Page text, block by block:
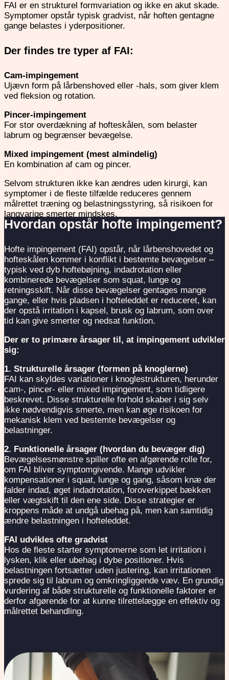
FAI er en strukturel formvariation og ikke en akut skade.
Symptomer opstår typisk gradvist, når hoften gentagne
gange belastes i yderpositioner.
Der findes tre typer af FAI:
Cam-impingement
Ujævn form på lårbenshoved eller -hals, som giver klem
ved fleksion og rotation.
Pincer-impingement
For stor overdækning af hofteskålen, som belaster
labrum og begrænser bevægelse.
Mixed impingement (mest almindelig)
En kombination af cam og pincer.
Selvom strukturen ikke kan ændres uden kirurgi, kan
symptomer i de fleste tilfælde reduceres gennem
målrettet træning og belastningsstyring, så risikoen for
langvarige smerter mindskes.
Hvordan opstår hofte impingement?
Hofte impingement (FAI) opstår, når lårbenshovedet og
hofteskålen kommer i konflikt i bestemte bevægelser –
typisk ved dyb hoftebøjning, indadrotation eller
kombinerede bevægelser som squat, lunge og
retningsskift. Når disse bevægelser gentages mange
gange, eller hvis pladsen i hofteleddet er reduceret, kan
der opstå irritation i kapsel, brusk og labrum, som over
tid kan give smerter og nedsat funktion.
Der er to primære årsager til, at impingement udvikler
sig:
1. Strukturelle årsager (formen på knoglerne)
FAI kan skyldes variationer i knoglestrukturen, herunder
cam-, pincer- eller mixed impingement, som tidligere
beskrevet. Disse strukturelle forhold skaber i sig selv
ikke nødvendigvis smerte, men kan øge risikoen for
mekanisk klem ved bestemte bevægelser og
belastninger.
2. Funktionelle årsager (hvordan du bevæger dig)
Bevægelsesmønstre spiller ofte en afgørende rolle for,
om FAI bliver symptomgivende. Mange udvikler
kompensationer i squat, lunge og gang, såsom knæ der
falder indad, øget indadrotation, foroverkippet bækken
eller vægtskift til den ene side. Disse strategier er
kroppens måde at undgå ubehag på, men kan samtidig
ændre belastningen i hofteleddet.
FAI udvikles ofte gradvist
Hos de fleste starter symptomerne som let irritation i
lysken, klik eller ubehag i dybe positioner. Hvis
belastningen fortsætter uden justering, kan irritationen
sprede sig til labrum og omkringliggende væv. En grundig
vurdering af både strukturelle og funktionelle faktorer er
derfor afgørende for at kunne tilrettelægge en effektiv og
målrettet behandling.